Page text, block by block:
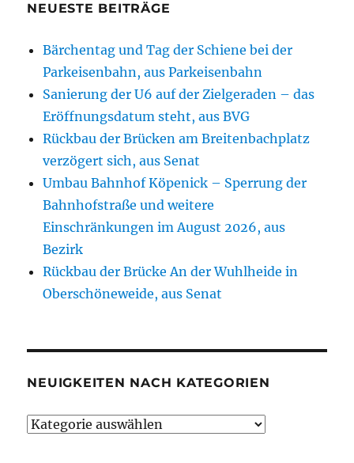
NEUESTE BEITRÄGE
Bärchentag und Tag der Schiene bei der
Parkeisenbahn, aus Parkeisenbahn
Sanierung der U6 auf der Zielgeraden – das
Eröffnungsdatum steht, aus BVG
Rückbau der Brücken am Breitenbachplatz
verzögert sich, aus Senat
Umbau Bahnhof Köpenick – Sperrung der
Bahnhofstraße und weitere
Einschränkungen im August 2026, aus
Bezirk
Rückbau der Brücke An der Wuhlheide in
Oberschöneweide, aus Senat
NEUIGKEITEN NACH KATEGORIEN
Neuigkeiten